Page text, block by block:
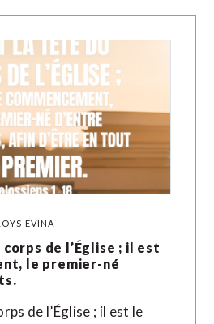
EVINA
de l’Église ; il est
le premier-né
de l’Église ; il est le